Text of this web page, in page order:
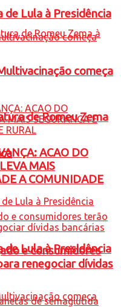
de Romeu Zema
Lula à Presidência
Lula à Presidência
começa
ACAO DO
MAIS
A COMUNIDADE
e consumidores
renegociar dívidas